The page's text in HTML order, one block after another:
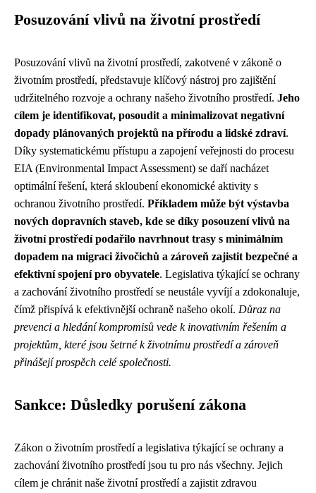
Posuzování vlivů na životní prostředí
Posuzování vlivů na životní prostředí, zakotvené v zákoně o
životním prostředí, představuje klíčový nástroj pro zajištění
udržitelného rozvoje a ochrany našeho životního prostředí. Jeho
cílem je identifikovat, posoudit a minimalizovat negativní
dopady plánovaných projektů na přírodu a lidské zdraví.
Díky systematickému přístupu a zapojení veřejnosti do procesu
EIA (Environmental Impact Assessment) se daří nacházet
optimální řešení, která skloubení ekonomické aktivity s
ochranou životního prostředí. Příkladem může být výstavba
nových dopravních staveb, kde se díky posouzení vlivů na
životní prostředí podařilo navrhnout trasy s minimálním
dopadem na migraci živočichů a zároveň zajistit bezpečné a
efektivní spojení pro obyvatele. Legislativa týkající se ochrany
a zachování životního prostředí se neustále vyvíjí a zdokonaluje,
čímž přispívá k efektivnější ochraně našeho okolí. Důraz na
prevenci a hledání kompromisů vede k inovativním řešením a
projektům, které jsou šetrné k životnímu prostředí a zároveň
přinášejí prospěch celé společnosti.
Sankce: Důsledky porušení zákona
Zákon o životním prostředí a legislativa týkající se ochrany a
zachování životního prostředí jsou tu pro nás všechny. Jejich
cílem je chránit naše životní prostředí a zajistit zdravou